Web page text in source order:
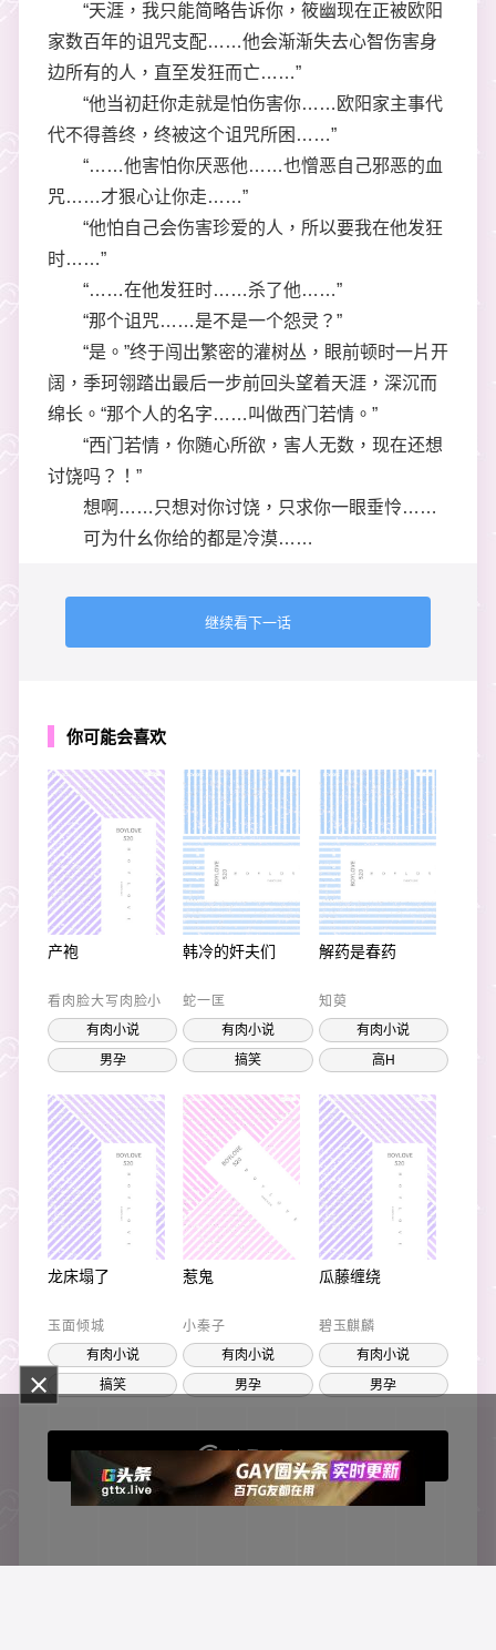
“天涯，我只能简略告诉你，筱幽现在正被欧阳
家数百年的诅咒支配……他会渐渐失去心智伤害身
边所有的人，直至发狂而亡……”
“他当初赶你走就是怕伤害你……欧阳家主事代
代不得善终，终被这个诅咒所困……”
“……他害怕你厌恶他……也憎恶自己邪恶的血
咒……才狠心让你走……”
“他怕自己会伤害珍爱的人，所以要我在他发狂
时……”
“……在他发狂时……杀了他……”
“那个诅咒……是不是一个怨灵？”
“是。”终于闯出繁密的灌树丛，眼前顿时一片开
阔，季珂翎踏出最后一步前回头望着天涯，深沉而
绵长。“那个人的名字……叫做西门若情。”
“西门若情，你随心所欲，害人无数，现在还想
讨饶吗？！”
想啊……只想对你讨饶，只求你一眼垂怜……
可为什幺你给的都是冷漠……
继续看下一话
你可能会喜欢
产袍
看肉脸大写肉脸小
有肉小说
男孕
韩冷的奸夫们
蛇一匡
有肉小说
搞笑
解药是春药
知萸
有肉小说
高H
龙床塌了
玉面倾城
有肉小说
搞笑
惹鬼
小秦子
有肉小说
男孕
瓜藤缠绕
碧玉麒麟
有肉小说
男孕
来看更多吧